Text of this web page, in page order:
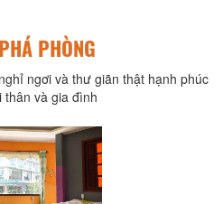
PHÒNG
ngơi và thư giãn thật hạnh phúc
thân và gia đình